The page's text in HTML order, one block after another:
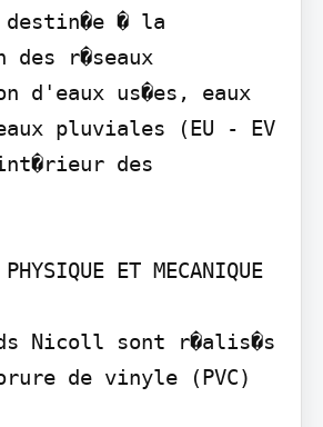
� la
r�seaux
d'eaux us�es, eaux
pluviales (EU - EV
des
ET MECANIQUE
Nicoll sont r�alis�s
de vinyle (PVC)